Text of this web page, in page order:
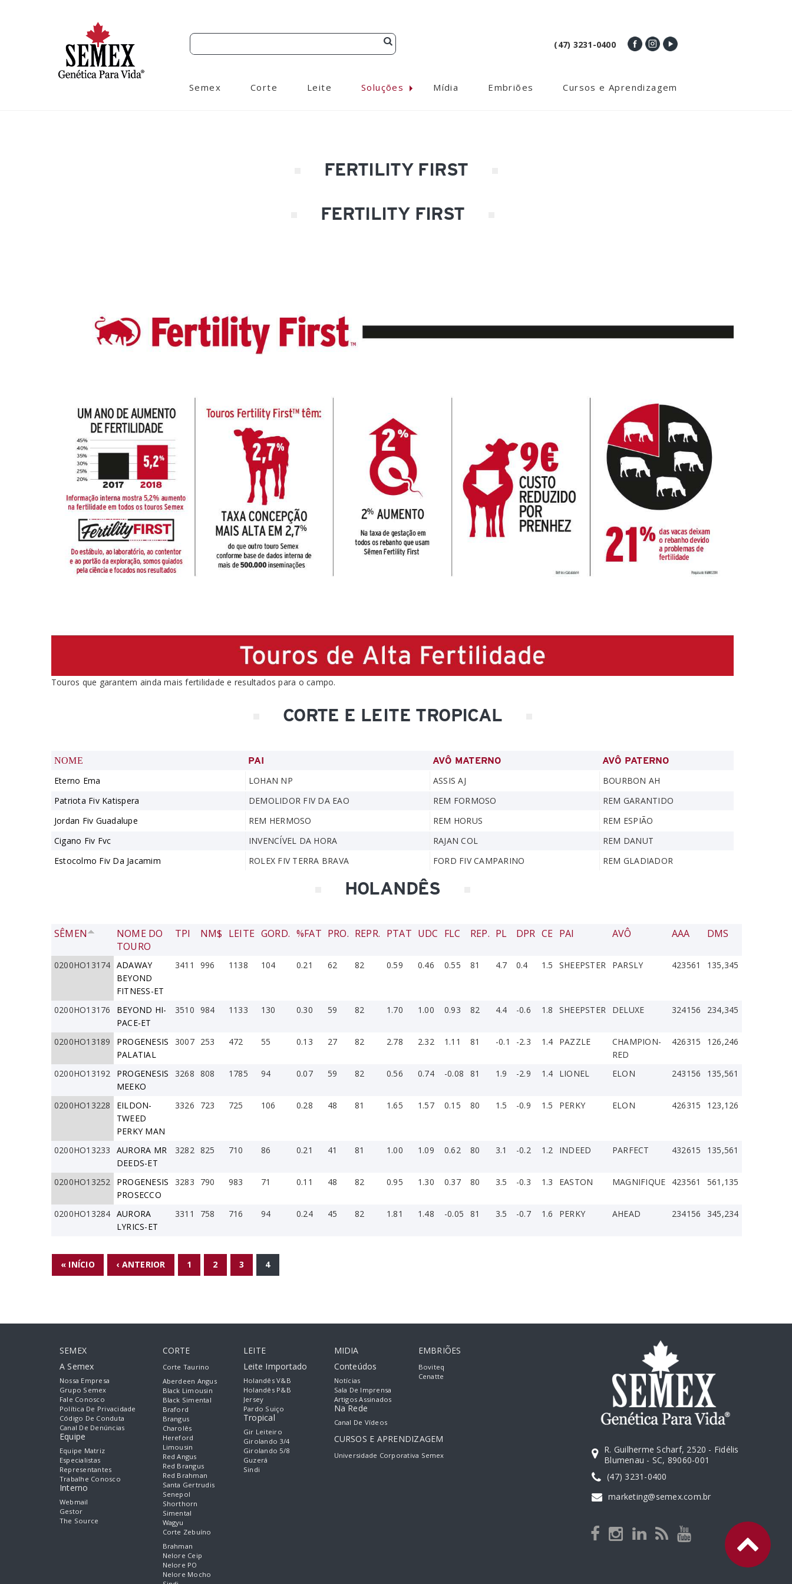
(47) 3231-0400
Semex Corte Leite Soluções Mídia Embriões Cursos e Aprendizagem
FERTILITY FIRST
FERTILITY FIRST
Touros que garantem ainda mais fertilidade e resultados para o campo.
CORTE E LEITE TROPICAL
NOME PAI AVÔ MATERNO AVÔ PATERNO
Eterno Ema LOHAN NP ASSIS AJ
BOURBON AH
Patriota Fiv Katispera
DEMOLIDOR FIV DA EAO REM FORMOSO
REM GARANTIDO
Jordan Fiv Guadalupe
REM HERMOSO REM HORUS
REM ESPIÃO
Cigano Fiv Fvc
INVENCÍVEL DA HORA RAJAN COL
REM DANUT
Estocolmo Fiv Da Jacamim
ROLEX FIV TERRA BRAVA FORD FIV CAMPARINO REM GLADIADOR
HOLANDÊS
SÊMEN
NOME DO
TOURO
TPI NM$ LEITE GORD. %FAT PRO. REPR. PTAT UDC FLC REP. PL DPR CE PAI AVÔ AAA DMS
0200HO13174 ADAWAY
BEYOND
FITNESS-ET
3411 996 1138 104 0.21 62 82 0.59 0.46 0.55 81 4.7 0.4 1.5 SHEEPSTER PARSLY 423561 135,345
0200HO13176
BEYOND HI-
PACE-ET
3510 984 1133 130 0.30 59 82 1.70 1.00 0.93 82 4.4 -0.6 1.8 SHEEPSTER DELUXE 324156 234,345
0200HO13189
PROGENESIS
PALATIAL
3007 253 472 55 0.13 27 82 2.78 2.32 1.11 81 -0.1 -2.3 1.4 PAZZLE
CHAMPION-
RED
426315 126,246
0200HO13192
PROGENESIS
MEEKO
3268 808 1785 94 0.07 59 82 0.56 0.74 -0.08 81 1.9 -2.9 1.4 LIONEL ELON 243156 135,561
0200HO13228
EILDON-
TWEED
PERKY MAN
3326 723 725 106 0.28 48 81 1.65 1.57 0.15 80 1.5 -0.9 1.5 PERKY ELON 426315 123,126
0200HO13233
AURORA MR
DEEDS-ET
3282 825 710 86 0.21 41 81 1.00 1.09 0.62 80 3.1 -0.2 1.2 INDEED PARFECT 432615 135,561
0200HO13252
PROGENESIS
PROSECCO
3283 790 983 71 0.11 48 82 0.95 1.30 0.37 80 3.5 -0.3 1.3 EASTON MAGNIFIQUE 423561 561,135
0200HO13284 AURORA
LYRICS-ET
3311 758 716 94 0.24 45 82 1.81 1.48 -0.05 81 3.5 -0.7 1.6 PERKY AHEAD 234156 345,234
« INÍCIO ‹ ANTERIOR 1 2 3 4
SEMEX
A Semex
Nossa Empresa
Grupo Semex
Fale Conosco
Política De Privacidade
Código De Conduta
Canal De Denúncias
Equipe
Equipe Matriz
Especialistas
Representantes
Trabalhe Conosco
Interno
Webmail
Gestor
The Source
CORTE
Corte Taurino
Aberdeen Angus
Black Limousin
Black Simental
Braford
Brangus
Charolês
Hereford
Limousin
Red Angus
Red Brangus
Red Brahman
Santa Gertrudis
Senepol
Shorthorn
Simental
Wagyu
Corte Zebuíno
Brahman
Nelore Ceip
Nelore PO
Nelore Mocho
LEITE
Leite Importado
Holandês V&B
Holandês P&B
Jersey
Pardo Suiço
Tropical
Gir Leiteiro
Girolando 3/4
Girolando 5/8
Guzerá
Sindi
MIDIA
Conteúdos
Notícias
Sala De Imprensa
Artigos Assinados
Na Rede
Canal De Vídeos
EMBRIÕES
Boviteq
Cenatte
CURSOS E APRENDIZAGEM
Universidade Corporativa Semex
R. Guilherme Scharf, 2520 - Fidélis
Blumenau - SC, 89060-001
(47) 3231-0400
marketing@semex.com.br